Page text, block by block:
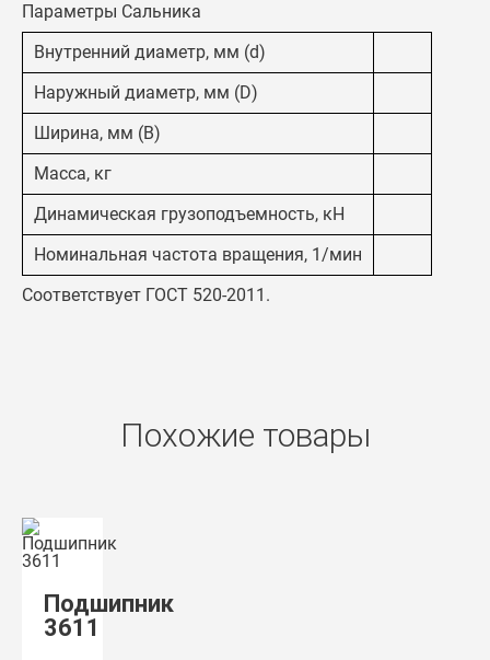
Параметры Сальника
Внутренний диаметр, мм (d)
Наружный диаметр, мм (D)
Ширина, мм (B)
Масса, кг
Динамическая грузоподъемность, кН
Номинальная частота вращения, 1/мин
Соответствует ГОСТ 520-2011.
Похожие товары
Подшипник
3611